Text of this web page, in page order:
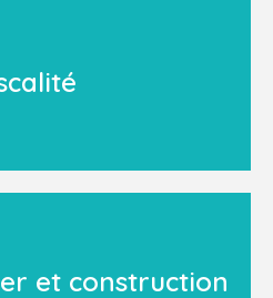
et construction